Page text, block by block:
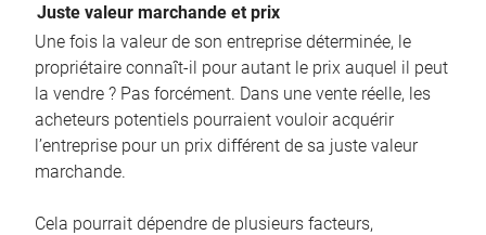
Juste valeur marchande et prix
Une fois la valeur de son entreprise déterminée, le
propriétaire connaît-il pour autant le prix auquel il peut
la vendre ? Pas forcément. Dans une vente réelle, les
acheteurs potentiels pourraient vouloir acquérir
l’entreprise pour un prix différent de sa juste valeur
marchande.
Cela pourrait dépendre de plusieurs facteurs,